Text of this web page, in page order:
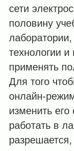
сети
половину
технологии и
применять
Для того
онлайн-
изменить
работать в